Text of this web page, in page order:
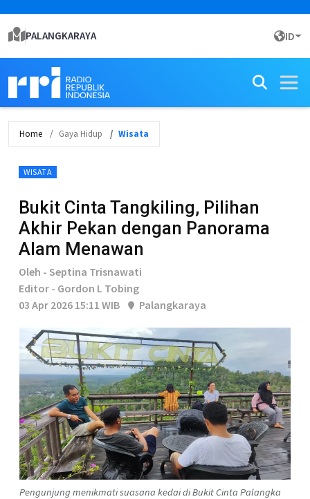
PALANGKARAYA ID
Home Gaya Hidup Wisata
WISATA
Bukit Cinta Tangkiling, Pilihan
Akhir Pekan dengan Panorama
Alam Menawan
Oleh - Septina Trisnawati
Editor - Gordon L Tobing
03 Apr 2026 15:11 WIB
Palangkaraya
Pengunjung menikmati suasana kedai di Bukit Cinta Palangka